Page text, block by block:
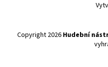
Copyright 2026 Hudební